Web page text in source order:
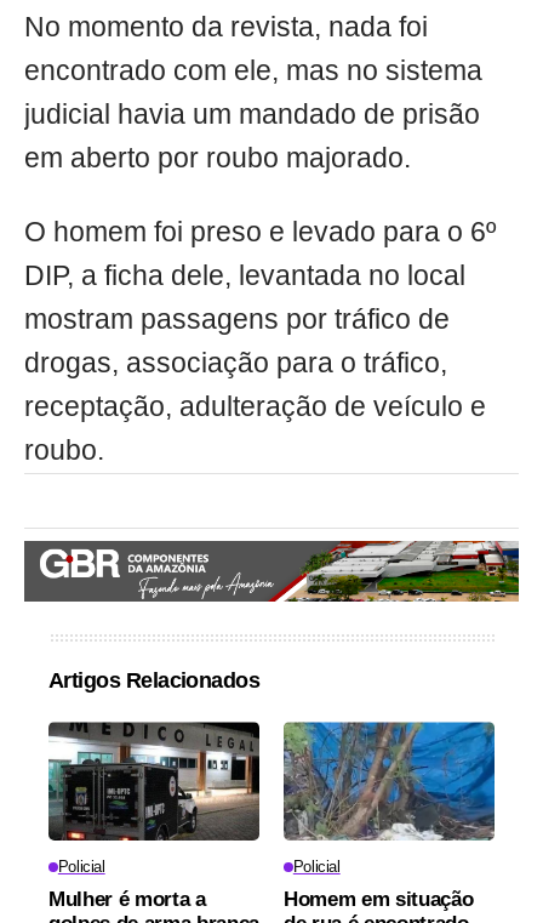
No momento da revista, nada foi
encontrado com ele, mas no sistema
judicial havia um mandado de prisão
em aberto por roubo majorado.
O homem foi preso e levado para o 6º
DIP, a ficha dele, levantada no local
mostram passagens por tráfico de
drogas, associação para o tráfico,
receptação, adulteração de veículo e
roubo.
Artigos Relacionados
Policial
Mulher é morta a
Policial
Homem em situação